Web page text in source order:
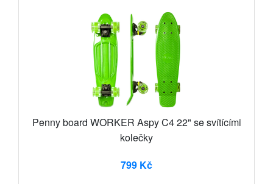
Penny board WORKER Aspy C4 22" se svítícími
kolečky
799 Kč